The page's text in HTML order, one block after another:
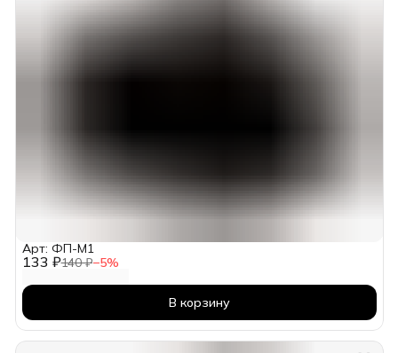
133 ₽140 ₽−5%
Арт: ФП-М1
В корзину